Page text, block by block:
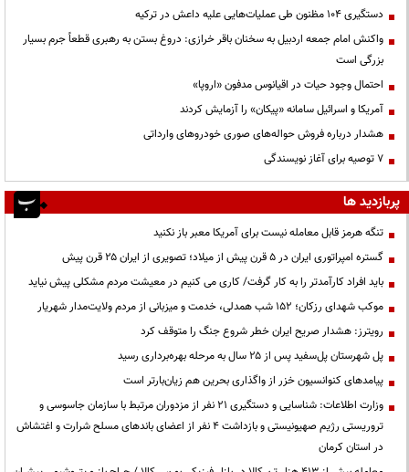
دستگیری ۱۰۴ مظنون طی عملیات‌هایی علیه داعش در ترکیه
واکنش امام جمعه اردبیل به سخنان باقر خرازی: دروغ بستن به رهبری قطعاً جرم بسیار
بزرگی است
احتمال وجود حیات در اقیانوس مدفون «اروپا»
آمریکا و اسرائیل سامانه «پیکان» را آزمایش کردند
هشدار درباره فروش حواله‌های صوری خودروهای وارداتی
۷ توصیه برای آغاز نویسندگی
پربازدید ها
تنگه هرمز قابل معامله نیست برای آمریکا معبر باز نکنید
گستره امپراتوری ایران در ۵ قرن پیش از میلاد؛ تصویری از ایران ۲۵ قرن پیش
باید افراد کارآمدتر را به کار گرفت/ کاری می کنیم در معیشت مردم مشکلی پیش نیاید
موکب شهدای رزکان؛ ۱۵۲ شب همدلی، خدمت و میزبانی از مردم ولایت‌مدار شهریار
رویترز: هشدار صریح ایران خطر شروع جنگ را متوقف کرد
پل شهرستان پل‌سفید پس از ۲۵ سال به مرحله بهره‌برداری رسید
پیامدهای کنوانسیون خزر از واگذاری بحرین هم زیان‌بارتر است
وزارت اطلاعات: شناسایی و دستگیری ۲۱ نفر از مزدوران مرتبط با سازمان جاسوسی و
تروریستی رژیم صهیونیستی و بازداشت ۴ نفر از اعضای باندهای مسلح شرارت و اغتشاش
در استان کرمان